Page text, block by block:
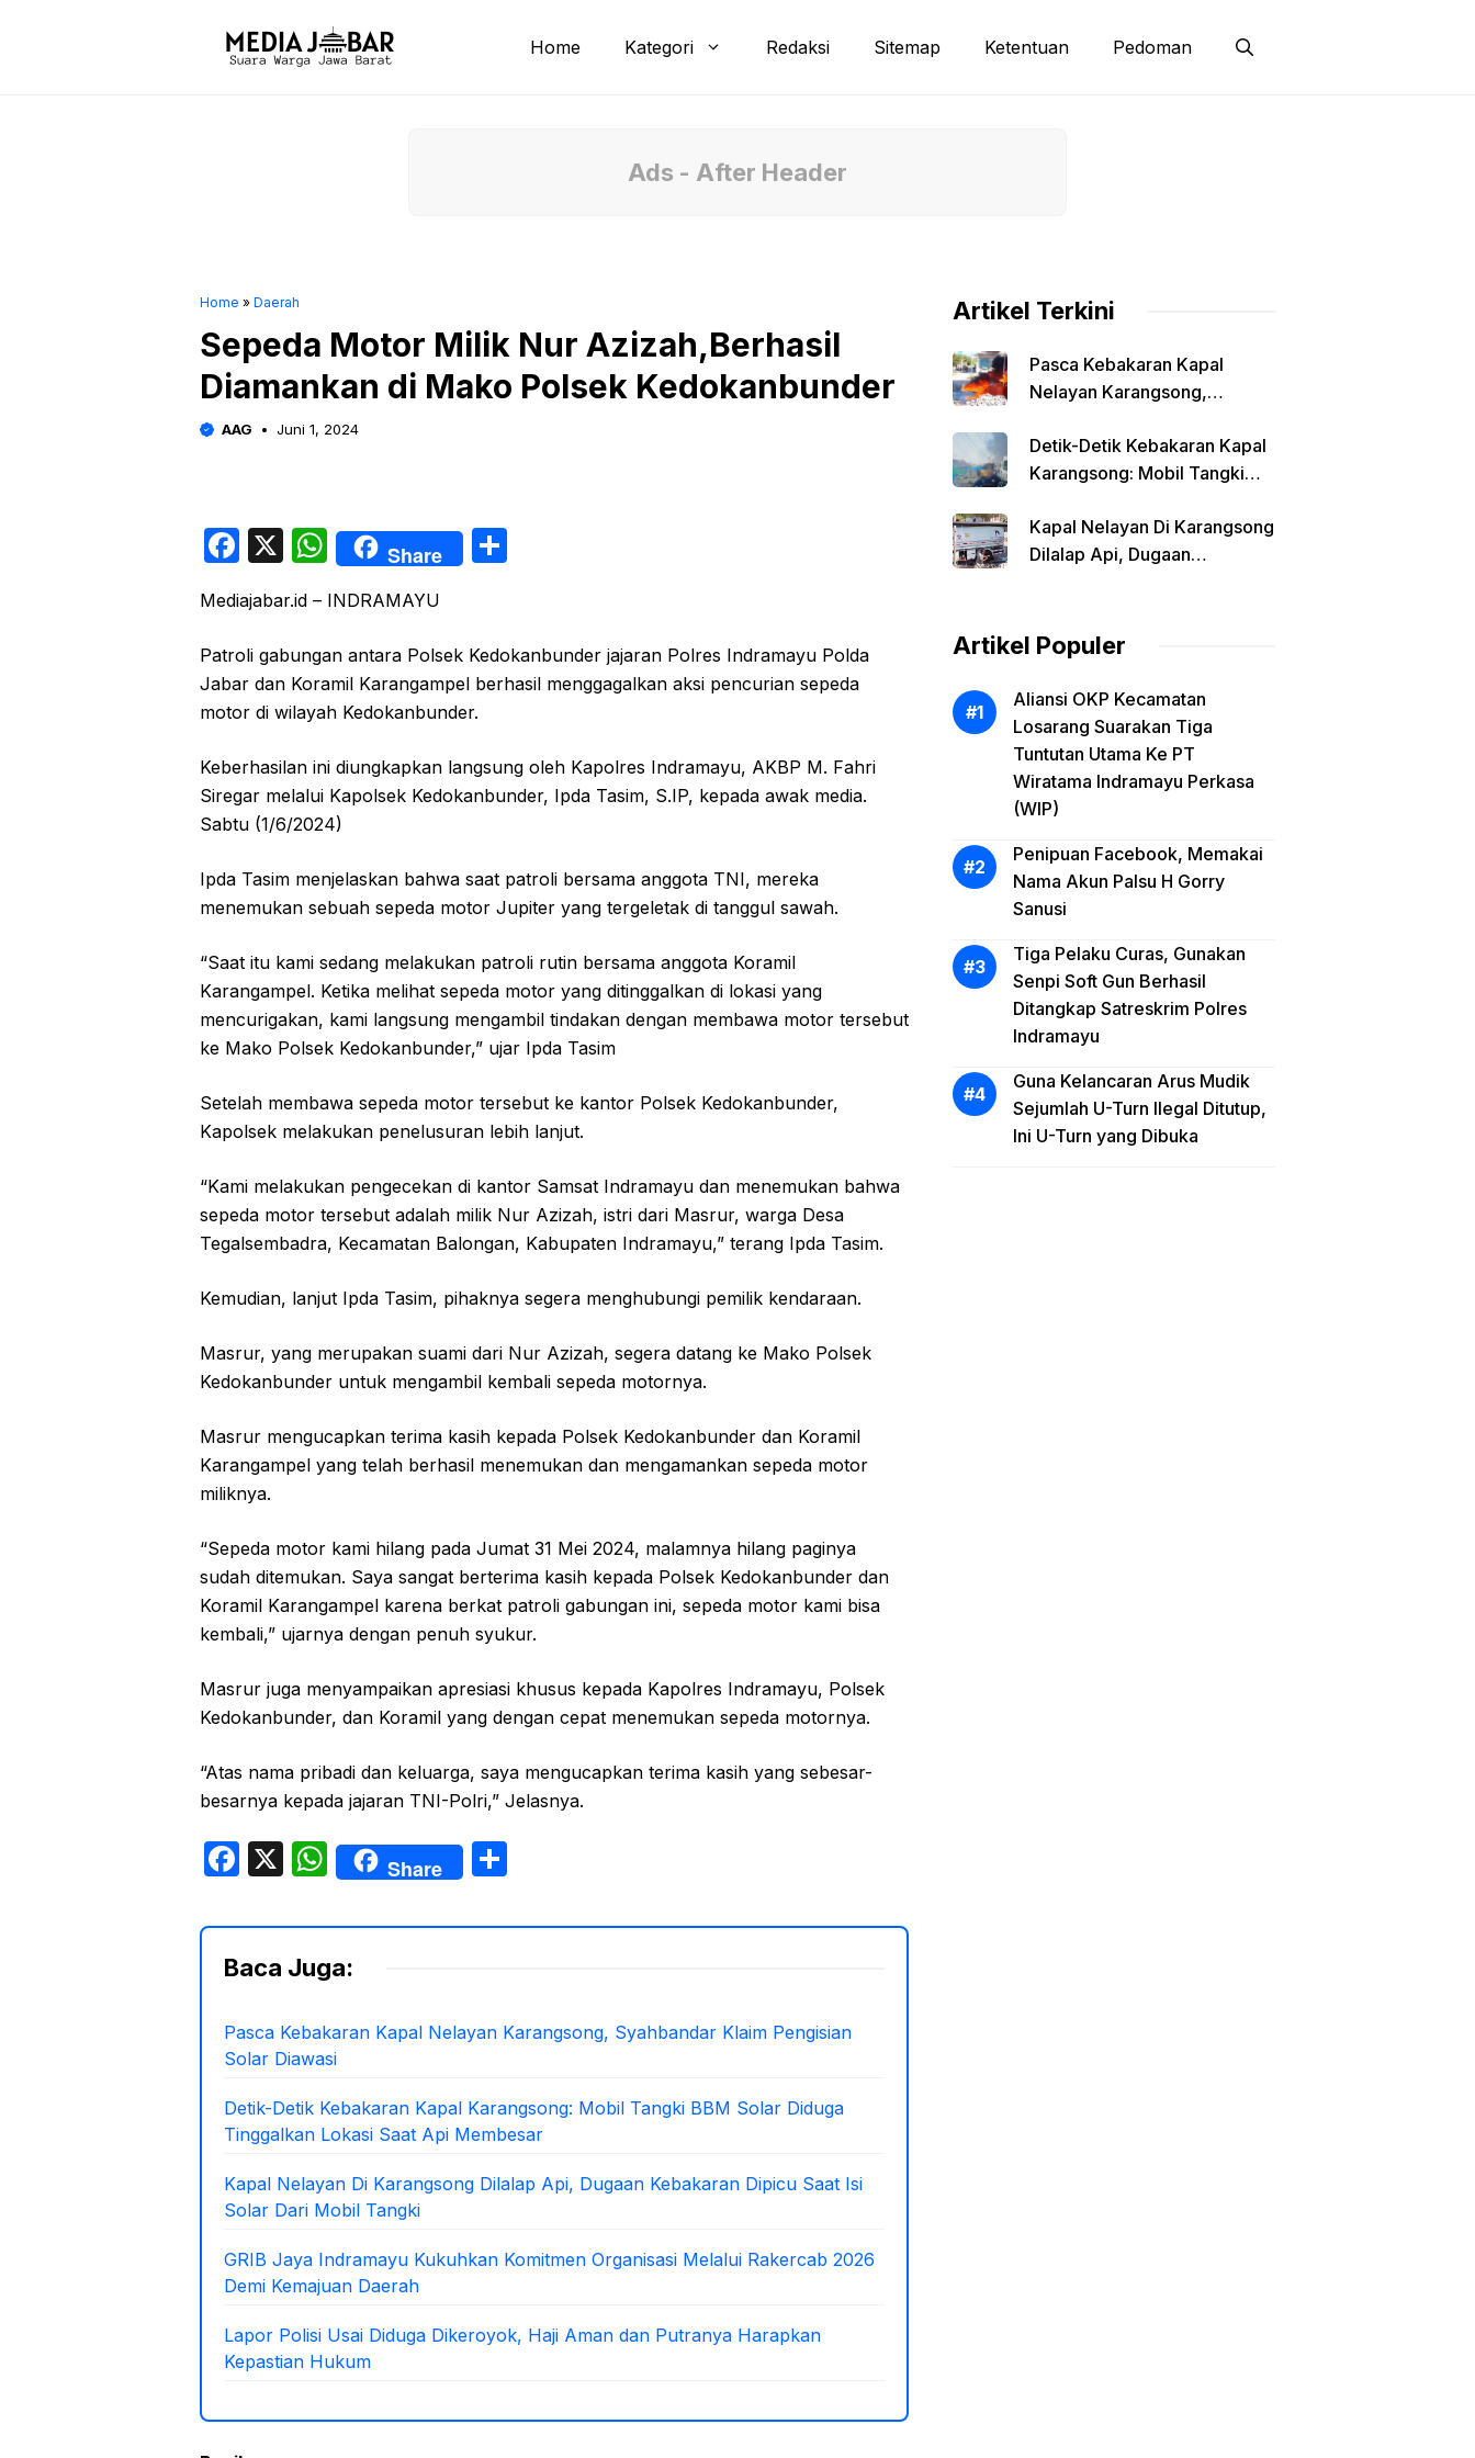
Home Kategori Redaksi Sitemap Ketentuan Pedoman
Ads - After Header
Home » Daerah
Sepeda Motor Milik Nur Azizah,Berhasil
Diamankan di Mako Polsek Kedokanbunder
AAG Juni 1, 2024
F
c
e
b
o
o
k
X
W
h
at
s
A
p
p
Share
e
Mediajabar.id – INDRAMAYU
Patroli gabungan antara Polsek Kedokanbunder jajaran Polres Indramayu Polda
Jabar dan Koramil Karangampel berhasil menggagalkan aksi pencurian sepeda
motor di wilayah Kedokanbunder.
Keberhasilan ini diungkapkan langsung oleh Kapolres Indramayu, AKBP M. Fahri
Siregar melalui Kapolsek Kedokanbunder, Ipda Tasim, S.IP, kepada awak media.
Sabtu (1/6/2024)
Ipda Tasim menjelaskan bahwa saat patroli bersama anggota TNI, mereka
menemukan sebuah sepeda motor Jupiter yang tergeletak di tanggul sawah.
“Saat itu kami sedang melakukan patroli rutin bersama anggota Koramil
Karangampel. Ketika melihat sepeda motor yang ditinggalkan di lokasi yang
mencurigakan, kami langsung mengambil tindakan dengan membawa motor tersebut
ke Mako Polsek Kedokanbunder,” ujar Ipda Tasim
Setelah membawa sepeda motor tersebut ke kantor Polsek Kedokanbunder,
Kapolsek melakukan penelusuran lebih lanjut.
“Kami melakukan pengecekan di kantor Samsat Indramayu dan menemukan bahwa
sepeda motor tersebut adalah milik Nur Azizah, istri dari Masrur, warga Desa
Tegalsembadra, Kecamatan Balongan, Kabupaten Indramayu,” terang Ipda Tasim.
Kemudian, lanjut Ipda Tasim, pihaknya segera menghubungi pemilik kendaraan.
Masrur, yang merupakan suami dari Nur Azizah, segera datang ke Mako Polsek
Kedokanbunder untuk mengambil kembali sepeda motornya.
Masrur mengucapkan terima kasih kepada Polsek Kedokanbunder dan Koramil
Karangampel yang telah berhasil menemukan dan mengamankan sepeda motor
miliknya.
“Sepeda motor kami hilang pada Jumat 31 Mei 2024, malamnya hilang paginya
sudah ditemukan. Saya sangat berterima kasih kepada Polsek Kedokanbunder dan
Koramil Karangampel karena berkat patroli gabungan ini, sepeda motor kami bisa
kembali,” ujarnya dengan penuh syukur.
Masrur juga menyampaikan apresiasi khusus kepada Kapolres Indramayu, Polsek
Kedokanbunder, dan Koramil yang dengan cepat menemukan sepeda motornya.
“Atas nama pribadi dan keluarga, saya mengucapkan terima kasih yang sebesar-
besarnya kepada jajaran TNI-Polri,” Jelasnya.
F
c
e
o
o
k
X
W
h
at
s
p
p
Share
ar
Baca Juga:
Pasca Kebakaran Kapal Nelayan Karangsong, Syahbandar Klaim Pengisian
Solar Diawasi
Detik-Detik Kebakaran Kapal Karangsong: Mobil Tangki BBM Solar Diduga
Tinggalkan Lokasi Saat Api Membesar
Kapal Nelayan Di Karangsong Dilalap Api, Dugaan Kebakaran Dipicu Saat Isi
Solar Dari Mobil Tangki
GRIB Jaya Indramayu Kukuhkan Komitmen Organisasi Melalui Rakercab 2026
Demi Kemajuan Daerah
Lapor Polisi Usai Diduga Dikeroyok, Haji Aman dan Putranya Harapkan
Kepastian Hukum
Artikel Terkini
Pasca Kebakaran Kapal
Nelayan Karangsong,
Solar Diawasi
Detik-Detik Kebakaran Kapal
Karangsong: Mobil Tangki
Lokasi Saat Api Membesar
Kapal Nelayan Di Karangsong
Dilalap Api, Dugaan
Artikel Populer
Aliansi OKP Kecamatan
Losarang Suarakan Tiga
Tuntutan Utama Ke PT
Wiratama Indramayu Perkasa
(WIP)
Penipuan Facebook, Memakai
Nama Akun Palsu H Gorry
Sanusi
Tiga Pelaku Curas, Gunakan
Senpi Soft Gun Berhasil
Ditangkap Satreskrim Polres
Indramayu
Guna Kelancaran Arus Mudik
Sejumlah U-Turn Ilegal Ditutup,
Ini U-Turn yang Dibuka